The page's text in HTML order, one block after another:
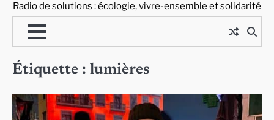
Radio de solutions : écologie, vivre-ensemble et solidarité
Étiquette : lumières